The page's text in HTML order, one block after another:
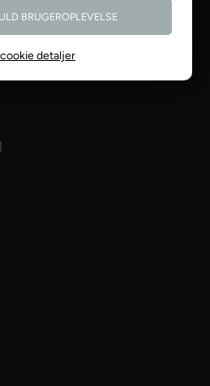
detaljer